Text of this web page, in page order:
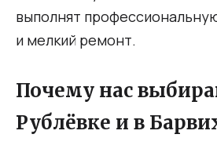
выполнят
и мелкий ремонт.
Почему нас
Рублёвке и в